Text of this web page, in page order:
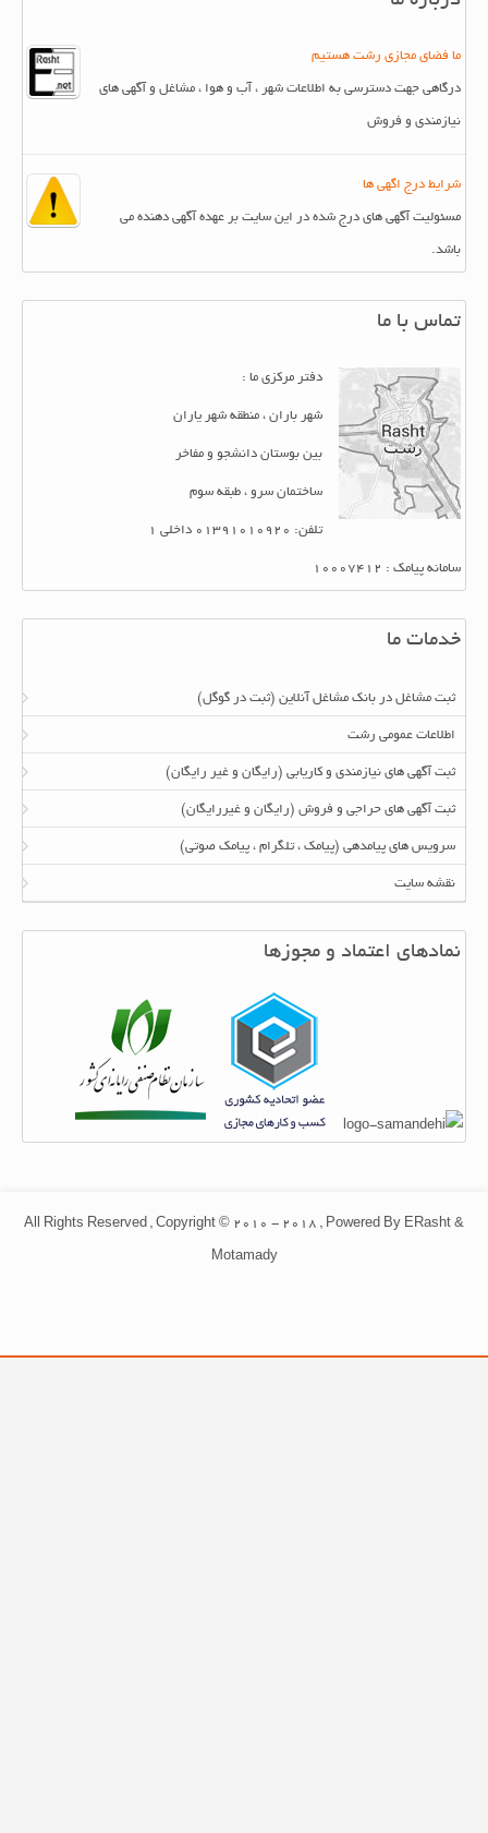
ما فضای مجازی رشت هستیم
درگاهی جهت دسترسی به اطلاعات شهر ، آب و هوا ، مشاغل و آگهی های
نیازمندی و فروش
شرایط درج اگهی ها
مسئولیت آگهی های درج شده در این سایت بر عهده آگهی دهنده می
باشد.
تماس با ما
دفتر مرکزی ما :
شهر باران ، منطقه شهر یاران
بین بوستان دانشجو و مفاخر
ساختمان سرو ، طبقه سوم
تلفن: 01391010920 داخلی 1
سامانه پیامک : 10007412
خدمات ما
ثبت مشاغل در بانک مشاغل آنلاین (ثبت در گوگل)
اطلاعات عمومی رشت
ثبت آگهی های نیازمندی و کاریابی (رایگان و غیر رایگان)
ثبت آگهی های حراجی و فروش (رایگان و غیررایگان)
سرویس های پیامدهی (پیامک ، تلگرام ، پیامک صوتی)
نقشه سایت
نمادهای اعتماد و مجوزها
All Rights Reserved , Copyright © 2010 - 2018 , Powered By ERasht &
Motamady